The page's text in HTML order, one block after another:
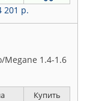
201 р.
Megane 1.4-1.6
Купить